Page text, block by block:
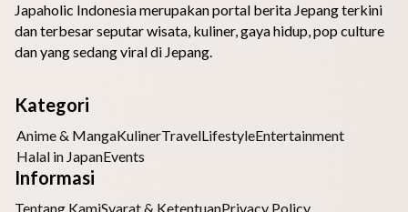
Japaholic Indonesia merupakan portal berita Jepang terkini
dan terbesar seputar wisata, kuliner, gaya hidup, pop culture
dan yang sedang viral di Jepang.
Kategori
Anime & MangaKulinerTravelLifestyleEntertainment
Halal in JapanEvents
Informasi
Tentang KamiSyarat & KetentuanPrivacy Policy